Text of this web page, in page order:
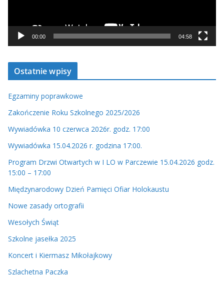
z
v
e
o
00:00 04:58
Ostatnie wpisy
Egzaminy poprawkowe
Zakończenie Roku Szkolnego 2025/2026
Wywiadówka 10 czerwca 2026r. godz. 17:00
Wywiadówka 15.04.2026 r. godzina 17:00.
Program Drzwi Otwartych w I LO w Parczewie 15.04.2026 godz.
15:00 – 17:00
Międzynarodowy Dzień Pamięci Ofiar Holokaustu
Nowe zasady ortografii
Wesołych Świąt
Szkolne jasełka 2025
Koncert i Kiermasz Mikołajkowy
Szlachetna Paczka